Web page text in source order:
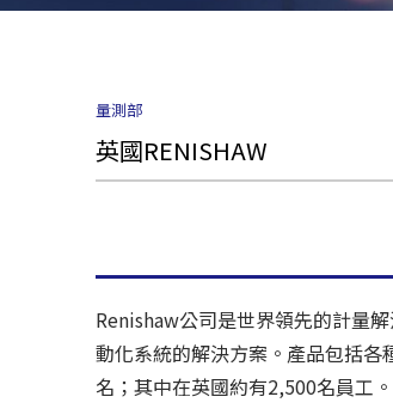
量測部
英國RENISHAW
Renishaw公司是世界領先的計量
動化系統的解決方案。產品包括
名；其中在英國約有2,500名員工